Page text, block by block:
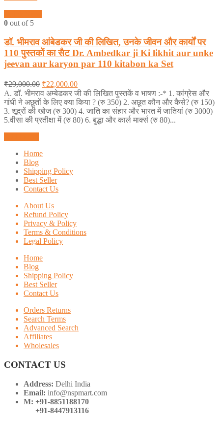
0 out of 5
डॉ. भीमराव आंबेडकर जी की लिखित, उनके जीवन और कार्यों पर
110 पुस्तकों का सैट Dr. Ambedkar ji Ki likhit aur unke
jeevan aur karyon par 110 kitabon ka Set
₹29,000.00 ₹22,000.00
A. डॉ. भीमराव अम्बेडकर जी की लिखित पुस्तकें व भाषण :-* 1. कांग्रेस और
गांधी ने अछूतों के लिए क्या किया ? (रु 350) 2. अछूत कौन और कैसे? (रु 150)
3. शूद्रों की खोज (रु 300) 4. जाति का संहार और भारत में जातियां (रु 3000)
5.वीसा की प्रतीक्षा में (रु 80) 6. बुद्धा और कार्ल मार्क्स (रु 80)...
Home
Blog
Shipping Policy
Best Seller
Contact Us
About Us
Refund Policy
Privacy & Policy
Terms & Conditions
Legal Policy
Home
Blog
Shipping Policy
Best Seller
Contact Us
Orders Returns
Search Terms
Advanced Search
Affiliates
Wholesales
CONTACT US
Address: Delhi India
Email: info@nspmart.com
M: +91-8851188170
+91-8447913116